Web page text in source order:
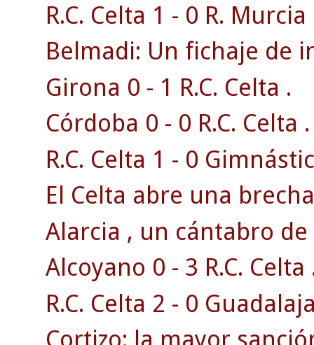
R.C. Celta 1 - 0 R. Murcia
Belmadi: Un fichaje de
Girona 0 - 1 R.C. Celta .
Córdoba 0 - 0 R.C. Celta .
R.C. Celta 1 - 0 Gimnástic
El Celta abre una
Alarcia , un cántabro
Alcoyano 0 - 3 R.C. Celta
R.C. Celta 2 - 0